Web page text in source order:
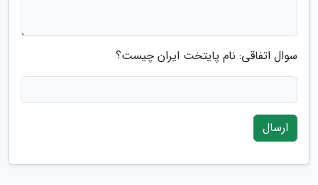
سوال اتفاقی: نام پایتخت ایران چیست؟
ارسال